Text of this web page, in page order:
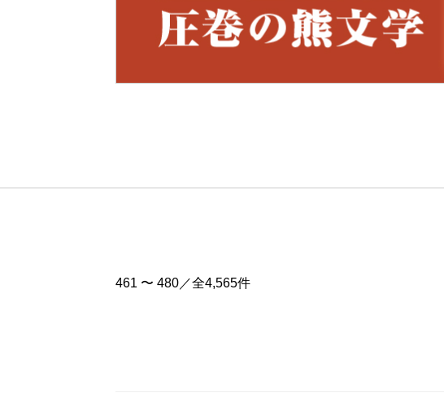
461 〜 480／全4,565件